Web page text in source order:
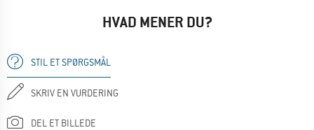
HVAD MENER DU?
STIL ET SPØRGSMÅL
SKRIV EN VURDERING
DEL ET BILLEDE